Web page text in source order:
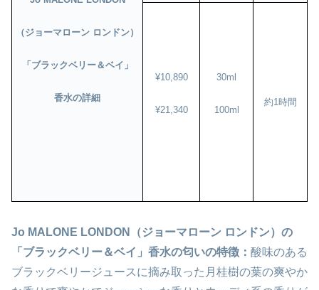
（ジョーマローン ロンドン）
「ブラックベリー＆ベイ」
香水の詳細
¥10,890
¥21,340
30ml
100ml
約1時間
Jo MALONE LONDON（ジョーマローン ロンドン）の
「ブラックベリー＆ベイ」香水の匂いの特徴： 酸味のある
ブラックベリージュースに摘み取った月桂樹の葉の爽やか